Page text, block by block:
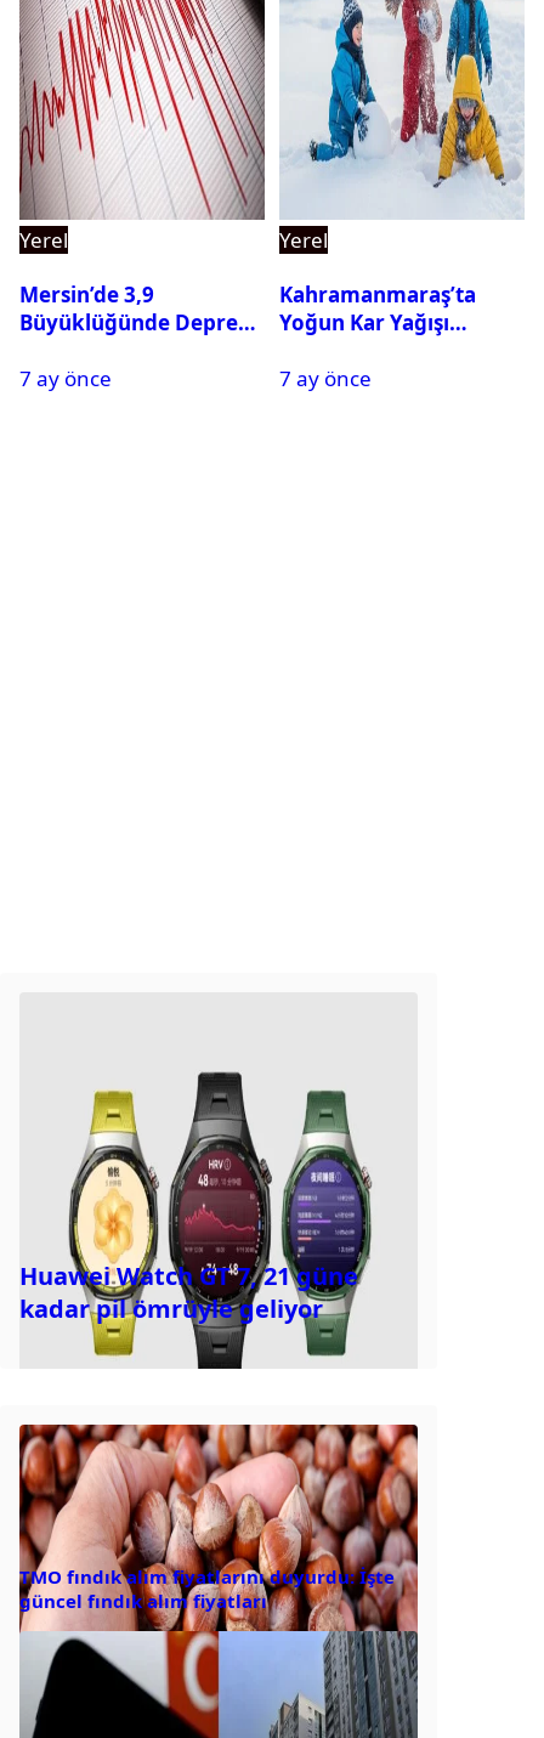
Yerel
Mersin’de 3,9
Büyüklüğünde Deprem
7 ay önce
Yerel
Kahramanmaraş’ta
Yoğun Kar Yağışı
Tatil
7 ay önce
Huawei Watch GT 7, 21 güne
kadar pil ömrüyle geliyor
TMO fındık alım fiyatlarını duyurdu: İşte
güncel fındık alım fiyatları